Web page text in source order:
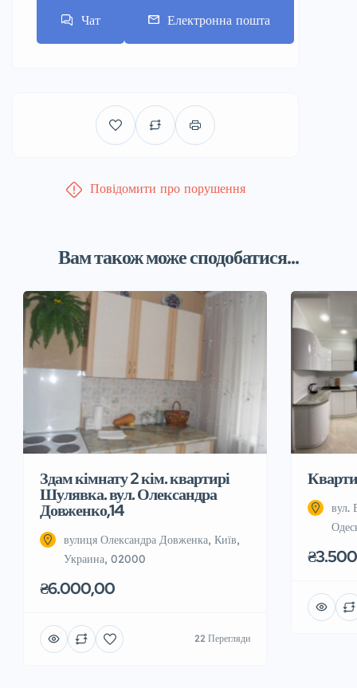
Чат Електронна пошта
Повідомити про порушення
Вам також може сподобатися...
Здам кімнату 2 кім. квартирі
Шулявка. вул. Олександра
Довженко,14
вулиця Олександра Довженка, Київ,
Украина, 02000
₴6.000,00
22 Перегляди
вул.